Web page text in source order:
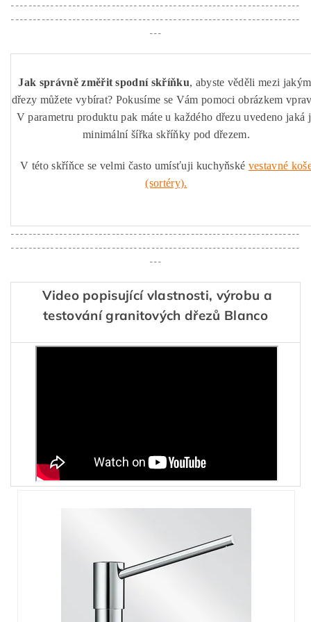
------------------------------------------------------------------
------------------------------------------------------------------
---
Jak správně změřit spodní skříňku, abyste věděli mezi
dřezy můžete vybírat? Pokusíme se Vám pomoci obrázkem
V parametru produktu pak máte u každého dřezu uvedeno jaká
minimální šířka skříňky pod dřezem.
V této skříňce se velmi často umísťuji kuchyňské vestavné
(sortéry).
------------------------------------------------------------------
------------------------------------------------------------------
---
Video popisující vlastnosti, výrobu a
testování granitových dřezů Blanco